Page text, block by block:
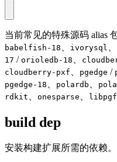
当前常见的特殊源码 alias
babelfish-18 ivorysql
17 / orioledb-18
cloudberry-pxf pgedge /
pgedge-18 polardb
rdkit onesparse
build dep
安装构建扩展所需的依赖。